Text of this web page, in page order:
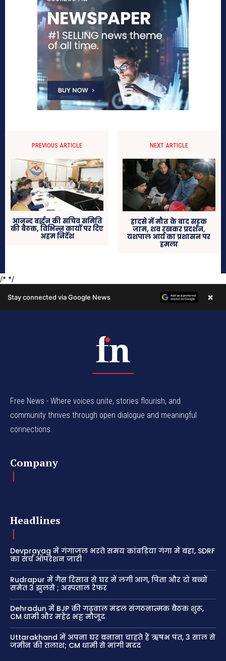
Free News - Where voices unite, stories flourish, and
community thrives through open dialogue and meaningful
connections.
Company
Headlines
Devprayag में गंगाजल भरते समय कांवड़िया गंगा में बहा, SDRF
का सर्च ऑपरेशन जारी
Rudrapur में गैस रिसाव से घर में लगी आग, पिता और दो बच्चों
समेत 3 झुलसे ; अस्पताल रेफर
Dehradun में BJP की गढ़वाल मंडल संगठनात्मक बैठक शुरू,
CM धामी और महेंद्र भट्ट मौजूद
Uttarakhand में अपना घर बनाना चाहते हैं ऋषभ पंत, 3 साल से
जमीन की तलाश; CM धामी से मांगी मदद